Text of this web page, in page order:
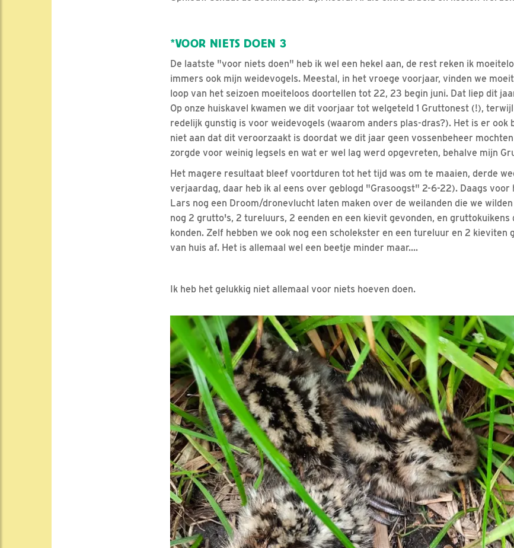
*VOOR NIETS DOEN 3
De laatste "voor niets doen" heb ik wel een hekel aan, de rest reken ik
immers ook mijn weidevogels. Meestal, in het vroege voorjaar, vinden we
loop van het seizoen moeiteloos doortellen tot 22, 23 begin juni. Dat liep dit
Op onze huiskavel kwamen we dit voorjaar tot welgeteld 1 Gruttonest (!),
redelijk gunstig is voor weidevogels (waarom anders plas-dras?). Het is er ook
niet aan dat dit veroorzaakt is doordat we dit jaar geen vossenbeheer
zorgde voor weinig legsels en wat er wel lag werd opgevreten, behalve mijn
Het magere resultaat bleef voortduren tot het tijd was om te maaien, derde
verjaardag, daar heb ik al eens over geblogd "Grasoogst" 2-6-22). Daags voor
Lars nog een Droom/dronevlucht laten maken over de weilanden die we
nog 2 grutto's, 2 tureluurs, 2 eenden en een kievit gevonden, en gruttokuikens
konden. Zelf hebben we ook nog een scholekster en een tureluur en 2 kieviten
van huis af. Het is allemaal wel een beetje minder maar....
Ik heb het gelukkig niet allemaal voor niets hoeven doen.